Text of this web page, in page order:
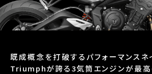
既成概念を打破するパフォーマンスネ
Triumphが誇る3気筒エンジンが最高